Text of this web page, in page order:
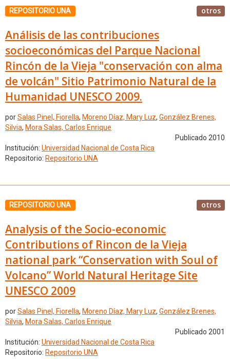
REPOSITORIO UNA otros
Análisis de las contribuciones
socioeconómicas del Parque Nacional
Rincón de la Vieja "conservación con alma
de volcán" Sitio Patrimonio Natural de la
Humanidad UNESCO 2009.
porSalas Pinel, Fiorella, Moreno Díaz, Mary Luz, González Brenes,
Silvia, Mora Salas, Carlos Enrique
Publicado 2010
Institución: Universidad Nacional de Costa Rica
Repositorio: Repositorio UNA
REPOSITORIO UNA otros
Analysis of the Socio-economic
Contributions of Rincon de la Vieja
national park “Conservation with Soul of
Volcano” World Natural Heritage Site
UNESCO 2009
porSalas Pinel, Fiorella, Moreno Díaz, Mary Luz, González Brenes,
Silvia, Mora Salas, Carlos Enrique
Publicado 2001
Institución: Universidad Nacional de Costa Rica
Repositorio: Repositorio UNA